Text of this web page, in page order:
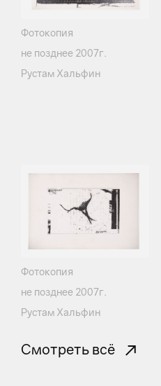
Фотокопия
не позднее 2007г.
Рустам Хальфин
Фотокопия
не позднее 2007г.
Рустам Хальфин
Смотреть всё